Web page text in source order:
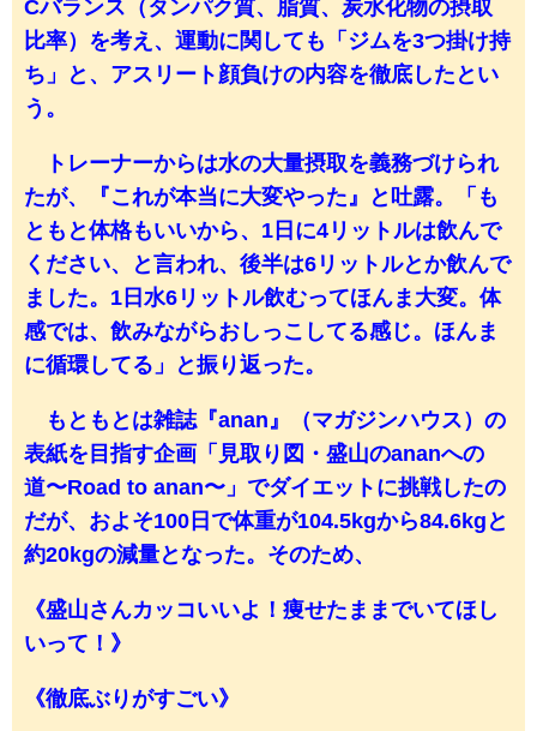
Cバランス（タンパク質、脂質、炭水化物の摂取
比率）を考え、運動に関しても「ジムを3つ掛け持
ち」と、アスリート顔負けの内容を徹底したとい
う。
トレーナーからは水の大量摂取を義務づけられ
たが、『これが本当に大変やった』と吐露。「も
ともと体格もいいから、1日に4リットルは飲んで
ください、と言われ、後半は6リットルとか飲んで
ました。1日水6リットル飲むってほんま大変。体
感では、飲みながらおしっこしてる感じ。ほんま
に循環してる」と振り返った。
もともとは雑誌『anan』（マガジンハウス）の
表紙を目指す企画「見取り図・盛山のananへの
道〜Road to anan〜」でダイエットに挑戦したの
だが、およそ100日で体重が104.5kgから84.6kgと
約20kgの減量となった。そのため、
《盛山さんカッコいいよ！痩せたままでいてほし
いって！》
《徹底ぶりがすごい》